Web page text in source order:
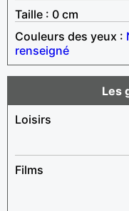
Taille : 0 cm
Couleurs des yeux :
renseigné
Les
Loisirs
Films